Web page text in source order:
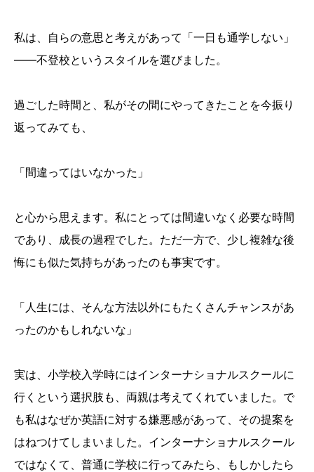
私は、自らの意思と考えがあって「一日も通学しない」
――不登校というスタイルを選びました。
過ごした時間と、私がその間にやってきたことを今振り
返ってみても、
「間違ってはいなかった」
と心から思えます。私にとっては間違いなく必要な時間
であり、成長の過程でした。ただ一方で、少し複雑な後
悔にも似た気持ちがあったのも事実です。
「人生には、そんな方法以外にもたくさんチャンスがあ
ったのかもしれないな」
実は、小学校入学時にはインターナショナルスクールに
行くという選択肢も、両親は考えてくれていました。で
も私はなぜか英語に対する嫌悪感があって、その提案を
はねつけてしまいました。インターナショナルスクール
ではなくて、普通に学校に行ってみたら、もしかしたら